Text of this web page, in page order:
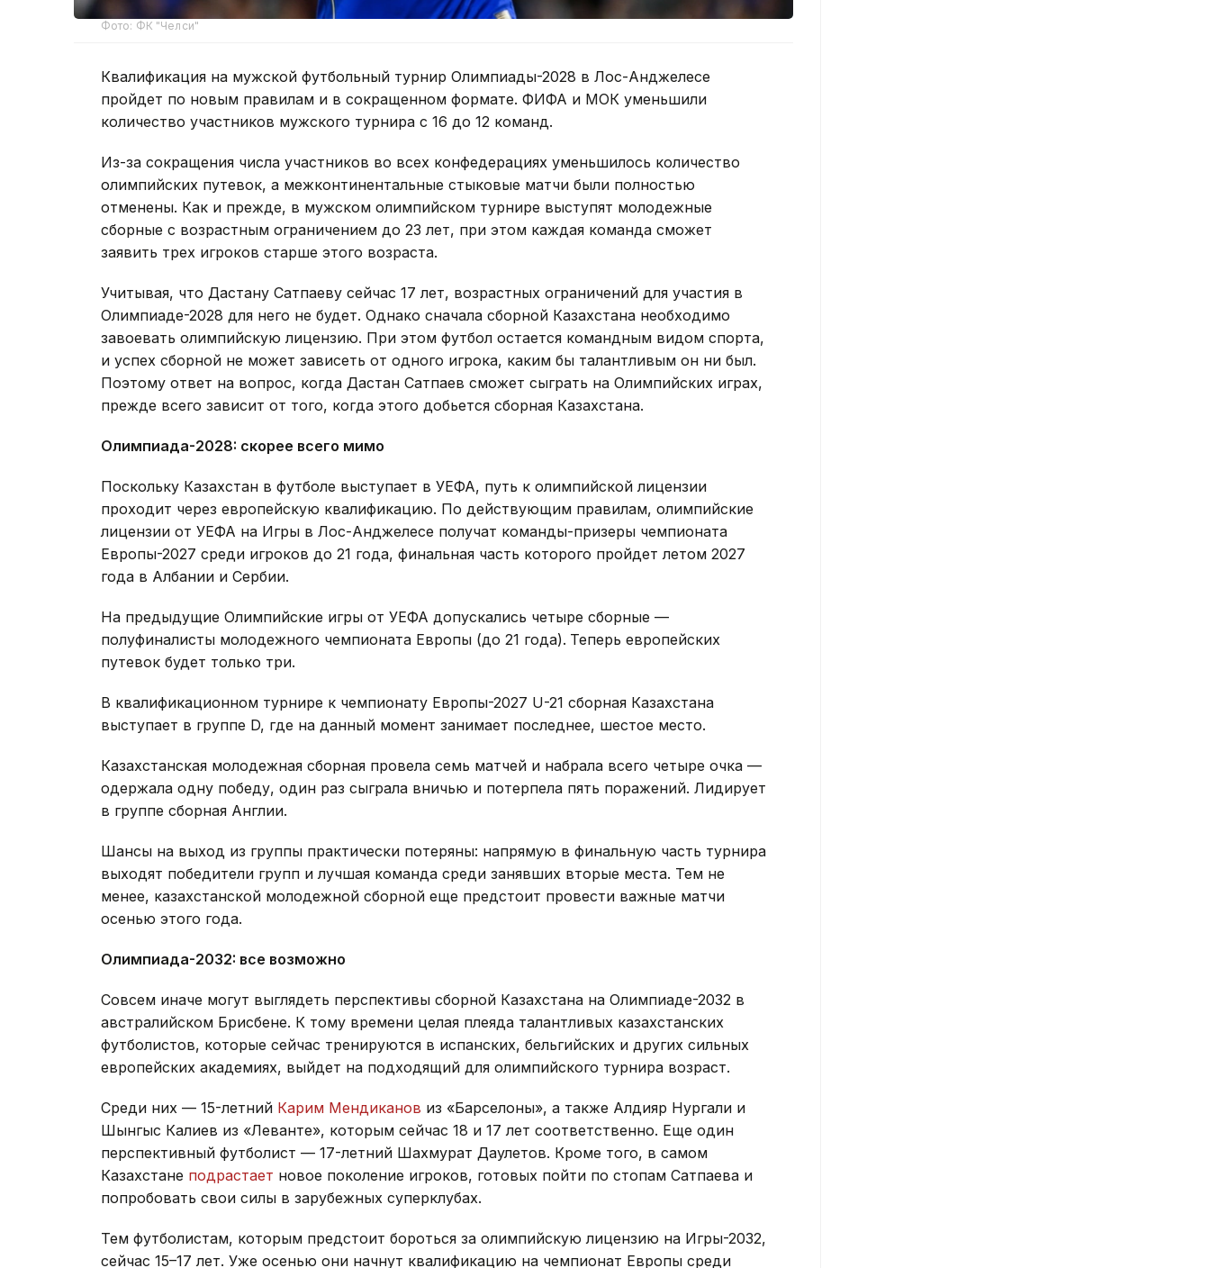
Фото: ФК "Челси"
Квалификация на мужской футбольный турнир Олимпиады-2028 в Лос-Анджелесе
пройдет по новым правилам и в сокращенном формате. ФИФА и МОК уменьшили
количество участников мужского турнира с 16 до 12 команд.
Из-за сокращения числа участников во всех конфедерациях уменьшилось количество
олимпийских путевок, а межконтинентальные стыковые матчи были полностью
отменены. Как и прежде, в мужском олимпийском турнире выступят молодежные
сборные с возрастным ограничением до 23 лет, при этом каждая команда сможет
заявить трех игроков старше этого возраста.
Учитывая, что Дастану Сатпаеву сейчас 17 лет, возрастных ограничений для участия в
Олимпиаде-2028 для него не будет. Однако сначала сборной Казахстана необходимо
завоевать олимпийскую лицензию. При этом футбол остается командным видом спорта,
и успех сборной не может зависеть от одного игрока, каким бы талантливым он ни был.
Поэтому ответ на вопрос, когда Дастан Сатпаев сможет сыграть на Олимпийских играх,
прежде всего зависит от того, когда этого добьется сборная Казахстана.
Олимпиада-2028: скорее всего мимо
Поскольку Казахстан в футболе выступает в УЕФА, путь к олимпийской лицензии
проходит через европейскую квалификацию. По действующим правилам, олимпийские
лицензии от УЕФА на Игры в Лос-Анджелесе получат команды-призеры чемпионата
Европы-2027 среди игроков до 21 года, финальная часть которого пройдет летом 2027
года в Албании и Сербии.
На предыдущие Олимпийские игры от УЕФА допускались четыре сборные —
полуфиналисты молодежного чемпионата Европы (до 21 года). Теперь европейских
путевок будет только три.
В квалификационном турнире к чемпионату Европы-2027 U-21 сборная Казахстана
выступает в группе D, где на данный момент занимает последнее, шестое место.
Казахстанская молодежная сборная провела семь матчей и набрала всего четыре очка —
одержала одну победу, один раз сыграла вничью и потерпела пять поражений. Лидирует
в группе сборная Англии.
Шансы на выход из группы практически потеряны: напрямую в финальную часть турнира
выходят победители групп и лучшая команда среди занявших вторые места. Тем не
менее, казахстанской молодежной сборной еще предстоит провести важные матчи
осенью этого года.
Олимпиада-2032: все возможно
Совсем иначе могут выглядеть перспективы сборной Казахстана на Олимпиаде-2032 в
австралийском Брисбене. К тому времени целая плеяда талантливых казахстанских
футболистов, которые сейчас тренируются в испанских, бельгийских и других сильных
европейских академиях, выйдет на подходящий для олимпийского турнира возраст.
Среди них — 15-летний Карим Мендиканов из «Барселоны», а также Алдияр Нургали и
Шынгыс Калиев из «Леванте», которым сейчас 18 и 17 лет соответственно. Еще один
перспективный футболист — 17-летний Шахмурат Даулетов. Кроме того, в самом
Казахстане подрастает новое поколение игроков, готовых пойти по стопам Сатпаева и
попробовать свои силы в зарубежных суперклубах.
Тем футболистам, которым предстоит бороться за олимпийскую лицензию на Игры-2032,
сейчас 15–17 лет. Уже осенью они начнут квалификацию на чемпионат Европы среди